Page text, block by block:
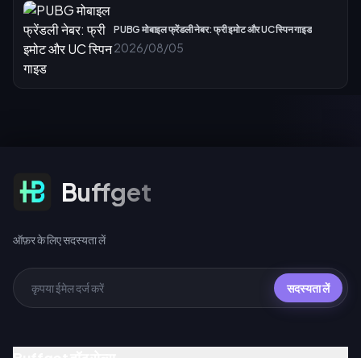
PUBG मोबाइल फ्रेंडली नेबर: फ्री इमोट और UC स्पिन गाइड
2026/08/05
ऑफ़र के लिए सदस्यता लेंBuffget
ऑफ़र के लिए सदस्यता लें
सदस्यता लें